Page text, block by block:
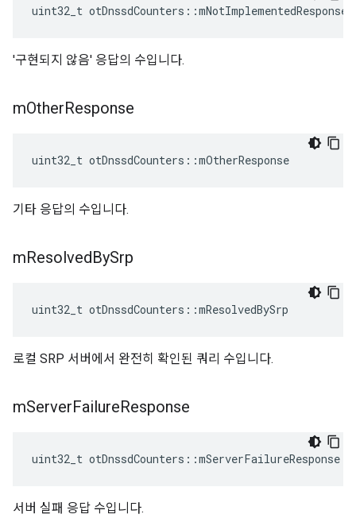
uint32_t otDnssdCounters ::mNotImplementedResponse
'구현되지 않음' 응답의 수입니다.
mOtherResponse
uint32_t otDnssdCounters ::mOtherResponse
기타 응답의 수입니다.
mResolvedBySrp
uint32_t otDnssdCounters ::mResolvedBySrp
로컬 SRP 서버에서 완전히 확인된 쿼리 수입니다.
mServerFailureResponse
uint32_t otDnssdCounters ::mServerFailureResponse
서버 실패 응답 수입니다.